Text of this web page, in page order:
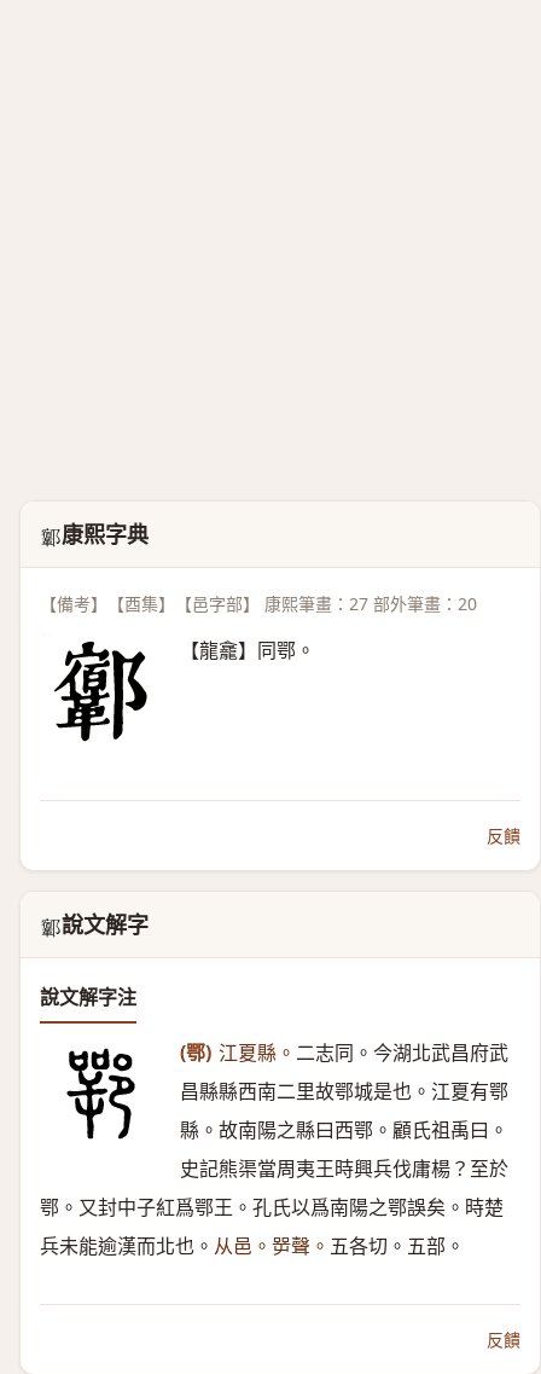
𨟨 康熙字典
【備考】【酉集】【邑字部】 康熙筆畫：27 部外筆畫：20
【龍龕】同鄂。
反饋
𨟨說文解字
說文解字注
(鄂) 江夏縣。 二志同。今湖北武昌府武
昌縣縣西南二里故鄂城是也。江夏有鄂
縣。故南陽之縣曰西鄂。顧氏祖禹曰。
史記熊渠當周夷王時興兵伐庸楊？至於
鄂。又封中子紅爲鄂王。孔氏以爲南陽之鄂誤矣。時楚
兵未能逾漢而北也。 从邑。㖾聲。 五各切。五部。
反饋